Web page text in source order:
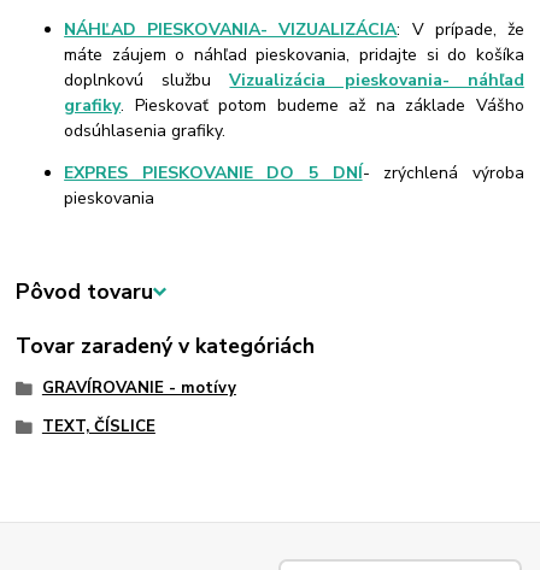
NÁHĽAD PIESKOVANIA- VIZUALIZÁCIA: V prípade, že
máte záujem o náhľad pieskovania, pridajte si do košíka
doplnkovú službuVizualizácia pieskovania- náhľad
grafiky. Pieskovať potom budeme až na základe Vášho
odsúhlasenia grafiky.
EXPRES PIESKOVANIE DO 5 DNÍ- zrýchlená výroba
pieskovania
Pôvod tovaru
Tovar zaradený v kategóriách
GRAVÍROVANIE - motívy
TEXT, ČÍSLICE